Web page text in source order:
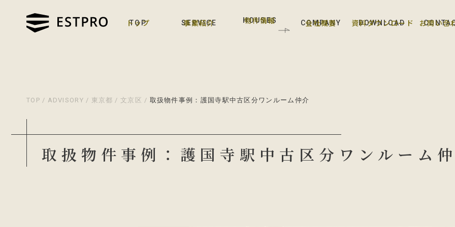
TOP
トップ SERVICE
事業紹介 HOUSES
物件情報 COMPANY
会社概要 DOWNLOAD
資料ダウンロード お問い合
TOP / ADVISORY / 東京都 /文京区 / 取扱物件事例：護国寺駅中古区分ワンルーム仲介
取扱物件事例：護国寺駅中古区分ワンルーム